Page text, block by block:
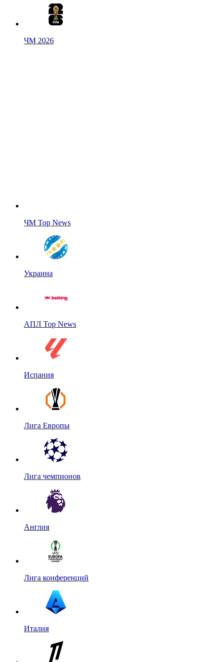
ЧМ 2026
ЧМ Top News
Украина
АПЛ Top News
Испания
Лига Европы
Лига чемпионов
Англия
Лига конференций
Италия